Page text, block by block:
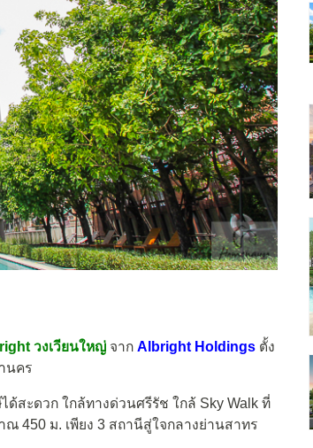
วงเวียนใหญ่ จาก Albright Holdings ตั้ง
นคร
สะดวก ใกล้ทางด่วนศรีรัช ใกล้ Sky Walk ที่
ณ 450 ม. เพียง 3 สถานีสู่ใจกลางย่านสาทร